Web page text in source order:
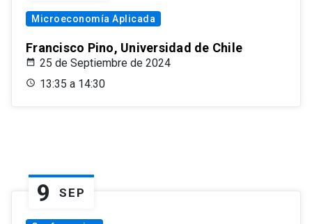
Microeconomía Aplicada
Francisco Pino, Universidad de Chile
25 de Septiembre de 2024
13:35 a 14:30
9 SEP